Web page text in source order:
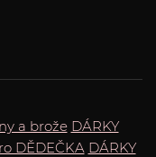
a brože DÁRKY
DĚDEČKA DÁRKY